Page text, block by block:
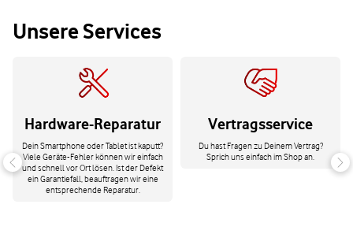
Unsere Services
Hardware-Reparatur
Dein Smartphone oder Tablet ist kaputt?
Viele Geräte-Fehler können wir einfach
und schnell vor Ort lösen. Ist der Defekt
ein Garantiefall, beauftragen wir eine
entsprechende Reparatur.
Vertragsservice
Du hast Fragen zu Deinem Vertrag?
Sprich uns einfach im Shop an.